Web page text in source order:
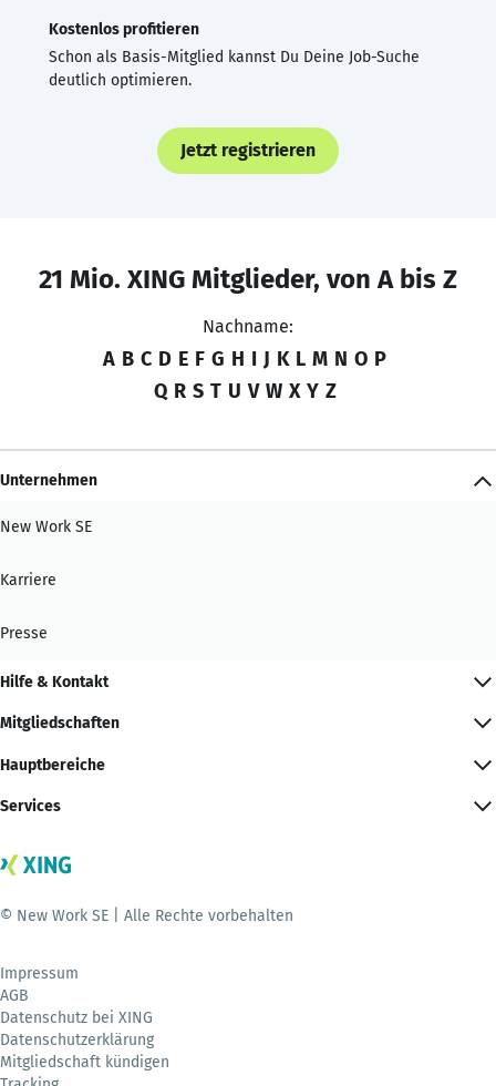
Kostenlos profitieren
Schon als Basis-Mitglied kannst Du Deine Job-Suche
deutlich optimieren.
Jetzt registrieren
21 Mio. XING Mitglieder, von A bis Z
Nachname:
A B C D E F G H I J K L M N O P
Q R S T U V W X Y Z
Unternehmen
New Work SE
Karriere
Presse
Hilfe & Kontakt
Mitgliedschaften
Hauptbereiche
Services
© New Work SE | Alle Rechte vorbehalten
Impressum
AGB
Datenschutz bei XING
Datenschutzerklärung
Mitgliedschaft kündigen